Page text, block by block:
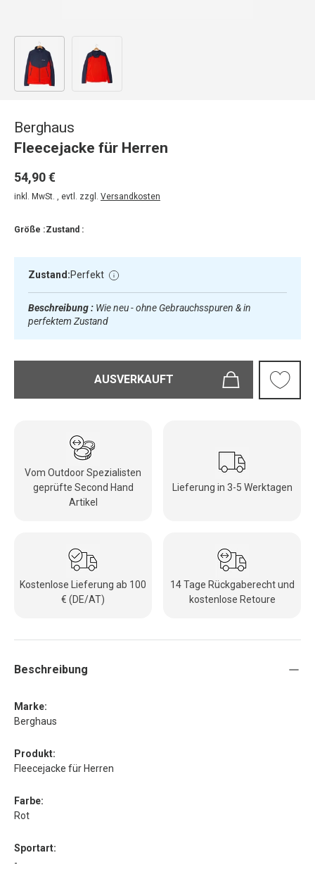
Bild 1 in Galerieansicht laden
Berghaus
Fleecejacke für Herren
54,90 €
inkl. MwSt. , evtl. zzgl. Versandkosten
Größe :Zustand :
Zustand:Perfekt
Beschreibung : Wie neu - ohne Gebrauchsspuren & in
perfektem Zustand
AUSVERKAUFT
Vom Outdoor Spezialisten
geprüfte Second Hand
Artikel
Lieferung in 3-5 Werktagen
Kostenlose Lieferung ab 100
€ (DE/AT)
14 Tage Rückgaberecht und
kostenlose Retoure
Beschreibung
Marke:
Berghaus
Produkt:
Fleecejacke für Herren
Farbe:
Rot
Sportart:
-